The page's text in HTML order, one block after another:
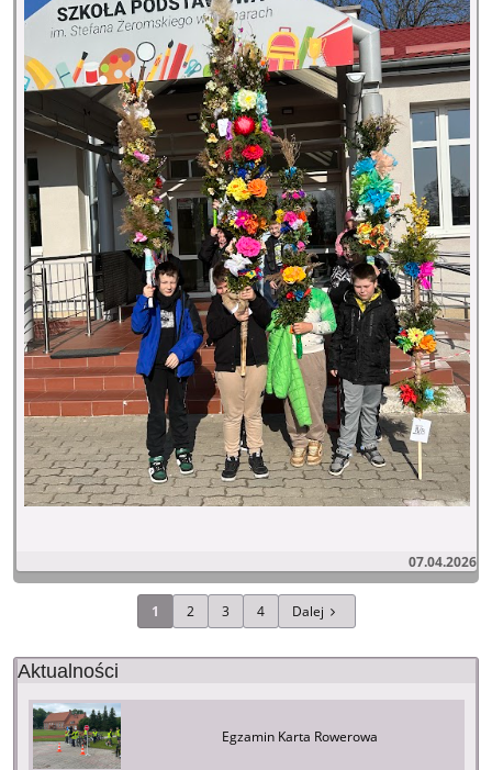
07.04.2026
1 2 3 4 Dalej
Aktualności
Egzamin Karta Rowerowa